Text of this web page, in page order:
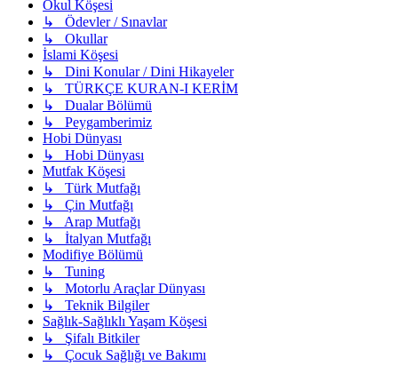
Okul Köşesi
↳ Ödevler / Sınavlar
↳ Okullar
İslami Köşesi
↳ Dini Konular / Dini Hikayeler
↳ TÜRKÇE KURAN-I KERİM
↳ Dualar Bölümü
↳ Peygamberimiz
Hobi Dünyası
↳ Hobi Dünyası
Mutfak Köşesi
↳ Türk Mutfağı
↳ Çin Mutfağı
↳ Arap Mutfağı
↳ İtalyan Mutfağı
Modifiye Bölümü
↳ Tuning
↳ Motorlu Araçlar Dünyası
↳ Teknik Bilgiler
Sağlık-Sağlıklı Yaşam Köşesi
↳ Şifalı Bitkiler
↳ Çocuk Sağlığı ve Bakımı